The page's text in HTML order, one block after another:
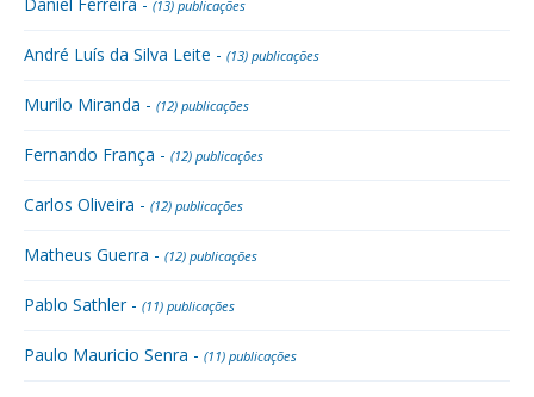
(13) publicações
André Luís da Silva Leite - (13) publicações
Murilo Miranda - (12) publicações
Fernando França - (12) publicações
Carlos Oliveira - (12) publicações
Matheus Guerra - (12) publicações
Pablo Sathler - (11) publicações
Paulo Mauricio Senra - (11) publicações